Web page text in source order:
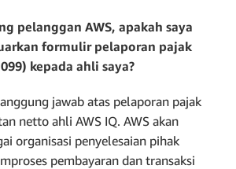
pelanggan AWS, apakah saya
formulir pelaporan pajak
kepada ahli saya?
jawab atas pelaporan pajak
netto ahli AWS IQ. AWS akan
organisasi penyelesaian pihak
pembayaran dan transaksi